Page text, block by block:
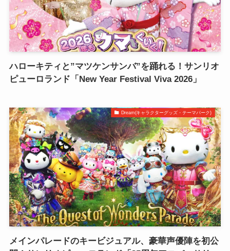
ハローキティと”マツケンサンバ”を踊れる！サンリオ
ピューロランド「New Year Festival Viva 2026」
Dream(キャラクターグッズ・テーマパーク)
メインパレードのキービジュアル、豪華声優陣を初公